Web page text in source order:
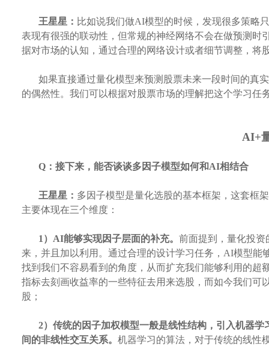
王星星： 比如说我们做AI模型的时候，发现很多策略
表现有很强的联动性，但常规的神经网络不会在做预测
据对市场的认知，通过合理的网络设计或者细节调整，将
如果直接通过量化模型来预测股票未来一段时间的真
的偶然性。我们可以根据对股票市场的理解把这个学习
AI+
Q： 接下来，能否谈谈多因子模型如何和AI相结合
王星星： 多因子模型是量化选股的基本框架，这套框
主要体现在三个维度：
1）AI能够实现因子层面的补充。 前面提到，量化投资
来，并且加以利用。通过合理的设计学习任务， AI模型能
找到我们不容易看到的角度，从而扩充我们能够利用的
指标去刻画收益率的一些特征去用来选股，而如今我们
股；
2）传统的因子加权模型一般是线性结构，引入机器
间的非线性交互关系。 机器学习的算法，对于传统的线性